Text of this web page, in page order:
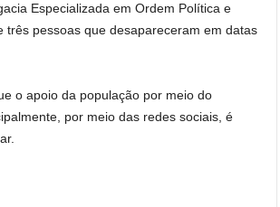
Especializada em Ordem Política e
pessoas que desapareceram em datas
o apoio da população por meio do
por meio das redes sociais, é